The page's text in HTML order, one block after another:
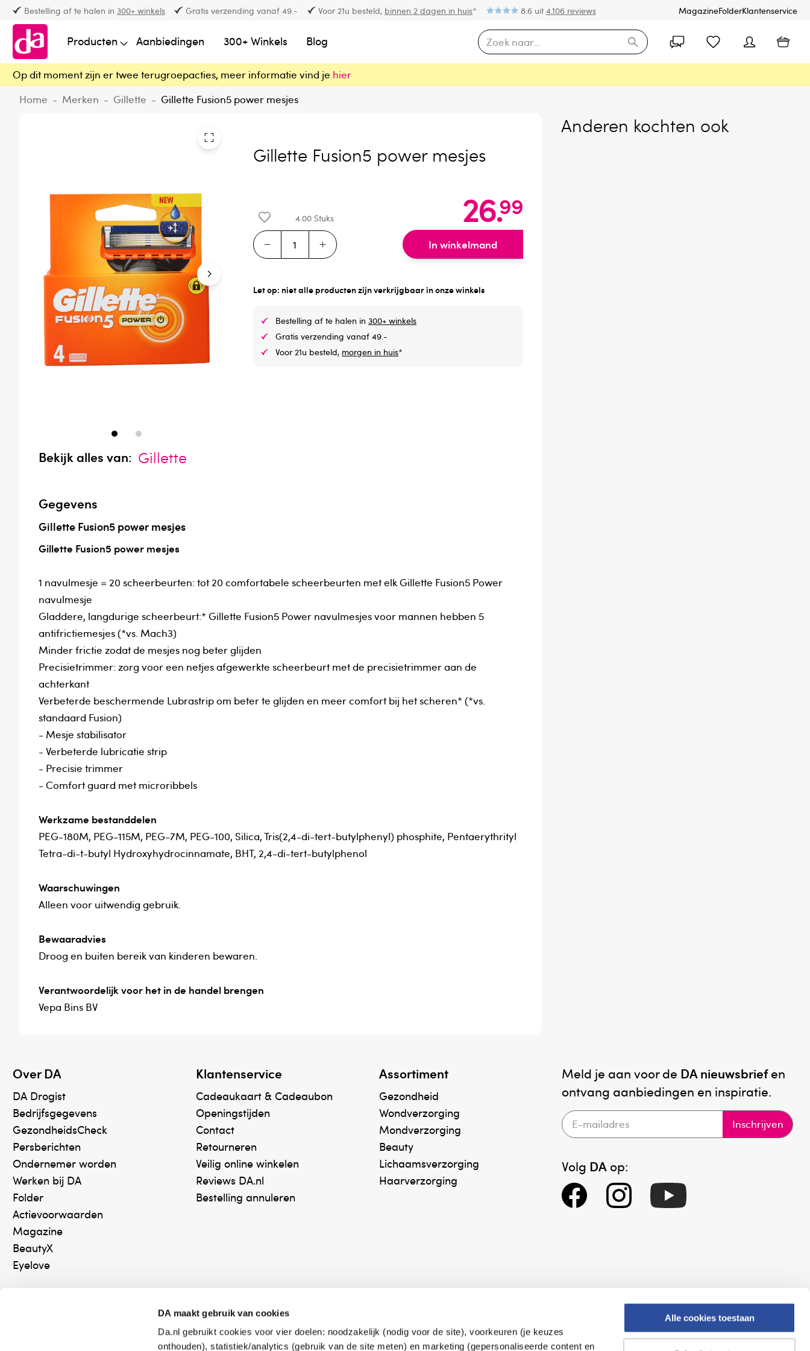
DA maakt gebruik van cookies
Da.nl gebruikt cookies voor vier doelen: noodzakelijk (nodig voor de site), voorkeuren (je keuzes
onthouden), statistiek/analytics (gebruik van de site meten) en marketing (gepersonaliseerde content en
Alle cookies toestaan
Bestelling af te halen in 300+ winkels Gratis verzending vanaf 49.- Voor 21u besteld, binnen 2 dagen in huis* 8.6 uit4.106 reviews MagazineFolderKlantenservice
Producten Aanbiedingen 300+ Winkels Blog
Op dit moment zijn er twee terugroepacties, meer informatie vind je hier
Home - Merken - Gillette - Gillette Fusion5 power mesjes
Gillette Fusion5 power mesjes
4.00 Stuks 26.99
In winkelmand
Let op: niet alle producten zijn verkrijgbaar in onze winkels
Bestelling af te halen in300+ winkels
Gratis verzending vanaf 49.-
Voor 21u besteld, morgen in huis*
Bekijk alles van: Gillette
Gegevens
Gillette Fusion5 power mesjes
Gillette Fusion5 power mesjes
1 navulmesje = 20 scheerbeurten: tot 20 comfortabele scheerbeurten met elk Gillette Fusion5 Power
navulmesje
Gladdere, langdurige scheerbeurt:* Gillette Fusion5 Power navulmesjes voor mannen hebben 5
antifrictiemesjes (*vs. Mach3)
Minder frictie zodat de mesjes nog beter glijden
Precisietrimmer: zorg voor een netjes afgewerkte scheerbeurt met de precisietrimmer aan de
achterkant
Verbeterde beschermende Lubrastrip om beter te glijden en meer comfort bij het scheren* (*vs.
standaard Fusion)
- Mesje stabilisator
- Verbeterde lubricatie strip
- Precisie trimmer
- Comfort guard met microribbels
Werkzame bestanddelen
PEG-180M, PEG-115M, PEG-7M, PEG-100, Silica, Tris(2,4-di-tert-butylphenyl) phosphite, Pentaerythrityl
Tetra-di-t-butyl Hydroxyhydrocinnamate, BHT, 2,4-di-tert-butylphenol
Waarschuwingen
Alleen voor uitwendig gebruik.
Bewaaradvies
Droog en buiten bereik van kinderen bewaren.
Verantwoordelijk voor het in de handel brengen
Vepa Bins BV
Anderen kochten ook
Over DA
DA Drogist
Bedrijfsgegevens
GezondheidsCheck
Persberichten
Ondernemer worden
Werken bij DA
Folder
Actievoorwaarden
Magazine
BeautyX
Eyelove
Klantenservice
Cadeaukaart & Cadeaubon
Openingstijden
Contact
Retourneren
Veilig online winkelen
Reviews DA.nl
Bestelling annuleren
Assortiment
Gezondheid
Wondverzorging
Mondverzorging
Beauty
Lichaamsverzorging
Haarverzorging
Meld je aan voor de DA nieuwsbriefen
ontvang aanbiedingen en inspiratie.
Inschrijven
Volg DA op:
Online aanbieder medicijnen Keurmerk Zelfzorg Online Winkelen met zekerheid Altijd onze folder bij de hand